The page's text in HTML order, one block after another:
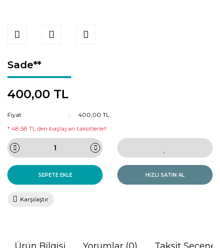
Sade**
400,00 TL
Fiyat
400,00 TL
* 48,58 TL den başlayan taksitlerle!!
SEPETE EKLE HIZLI SATIN AL
Karşılaştır